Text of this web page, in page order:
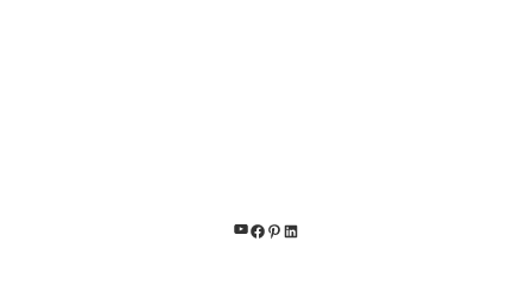
YouTube
Facebook
Pinterest
LinkedIn